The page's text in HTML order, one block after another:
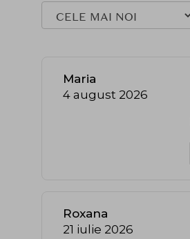
Maria
4 august 2026
Roxana
21 iulie 2026